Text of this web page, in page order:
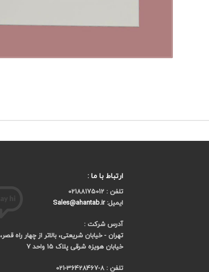
ارتباط با ما :
تلفن : 02188175012
ایمیل:Sales@ahantab.ir
آدرس شرکت :
تهران - خیابان شریعتی، بالاتر از چهار راه قصر،
خیابان هویزه شرقی پلاک 15 واحد 7
تلفن : 8-36428467-021